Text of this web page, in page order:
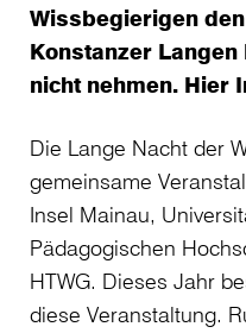
Wissbegierigen
Konstanzer
nicht nehmen. Hier
Die Lange Nacht der
gemeinsame
Insel Mainau,
Pädagogischen
HTWG. Dieses Jahr
diese Veranstaltung.